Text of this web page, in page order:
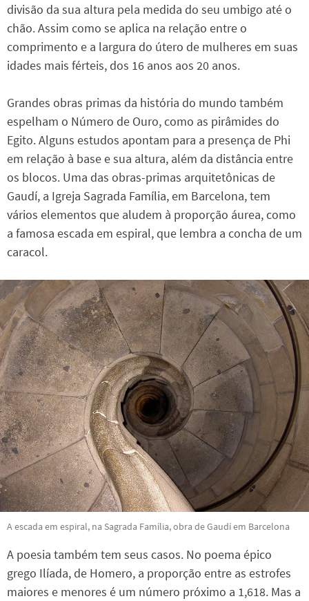
divisão da sua altura pela medida do seu umbigo até o
chão. Assim como se aplica na relação entre o
comprimento e a largura do útero de mulheres em suas
idades mais férteis, dos 16 anos aos 20 anos.
Grandes obras primas da história do mundo também
espelham o Número de Ouro, como as pirâmides do
Egito. Alguns estudos apontam para a presença de Phi
em relação à base e sua altura, além da distância entre
os blocos. Uma das obras-primas arquitetônicas de
Gaudí, a Igreja Sagrada Família, em Barcelona, tem
vários elementos que aludem à proporção áurea, como
a famosa escada em espiral, que lembra a concha de um
caracol.
A escada em espiral, na Sagrada Família, obra de Gaudí em Barcelona
A poesia também tem seus casos. No poema épico
grego Ilíada, de Homero, a proporção entre as estrofes
maiores e menores é um número próximo a 1,618. Mas a